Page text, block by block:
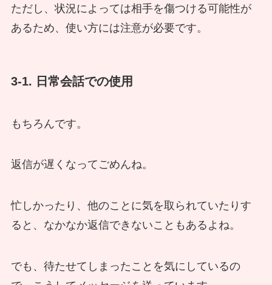
ただし、状況によっては相手を傷つける可能性が
あるため、使い方には注意が必要です。
3-1. 日常会話での使用
もちろんです。
返信が遅くなってごめんね。
忙しかったり、他のことに気を取られていたりす
ると、なかなか返信できないこともあるよね。
でも、待たせてしまったことを気にしているの